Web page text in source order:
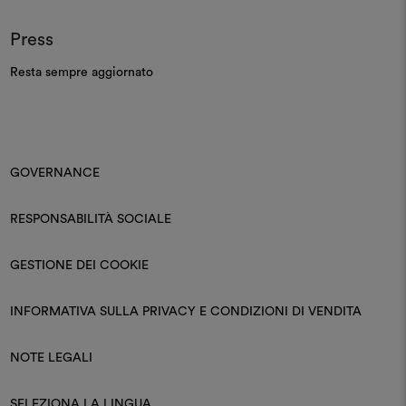
Press
Resta sempre aggiornato
GOVERNANCE
RESPONSABILITÀ SOCIALE
GESTIONE DEI COOKIE
INFORMATIVA SULLA PRIVACY E CONDIZIONI DI VENDITA
NOTE LEGALI